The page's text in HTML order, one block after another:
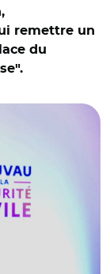
remettre un
du